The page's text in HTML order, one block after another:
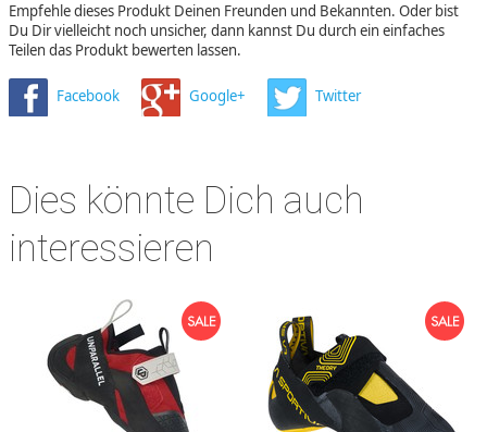
Empfehle dieses Produkt Deinen Freunden und Bekannten. Oder bist
Du Dir vielleicht noch unsicher, dann kannst Du durch ein einfaches
Teilen das Produkt bewerten lassen.
Facebook Google+ Twitter
Dies könnte Dich auch
interessieren